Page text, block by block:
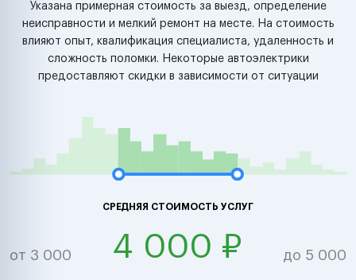
Указана примерная стоимость за выезд, определение
неисправности и мелкий ремонт на месте. На стоимость
влияют опыт, квалификация специалиста, удаленность и
сложность поломки. Некоторые автоэлектрики
предоставляют скидки в зависимости от ситуации
СРЕДНЯЯ СТОИМОСТЬ УСЛУГ
от 3 000 4 000 ₽ до 5 000